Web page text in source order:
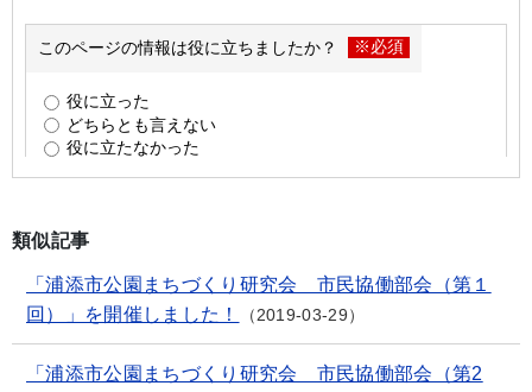
類似記事
「浦添市公園まちづくり研究会 市民協働部会（第１
回）」を開催しました！
2019-03-29
「浦添市公園まちづくり研究会 市民協働部会（第2